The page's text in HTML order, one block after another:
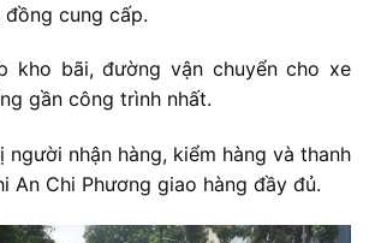
cung cấp.
kho bãi, đường vận chuyển cho xe
gần công trình nhất.
người nhận hàng, kiểm hàng và thanh
An Chi Phương giao hàng đầy đủ.